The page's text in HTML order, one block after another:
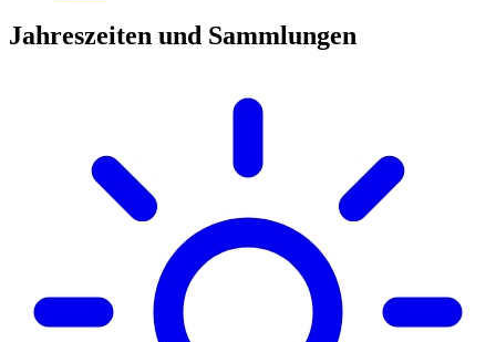
Jahreszeiten und Sammlungen